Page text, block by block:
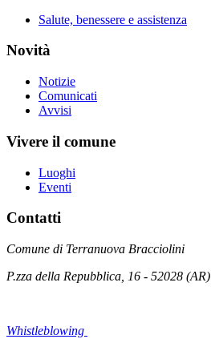
Salute, benessere e assistenza
Novità
Notizie
Comunicati
Avvisi
Vivere il comune
Luoghi
Eventi
Contatti
Comune di Terranuova Bracciolini
P.zza della Repubblica, 16 - 52028 (AR)
Whistleblowing